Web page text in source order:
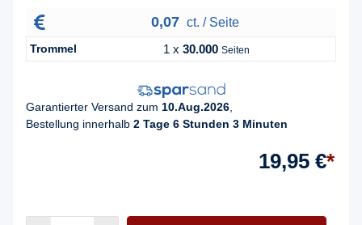
0,07 ct. / Seite
Trommel 1 x 30.000 Seiten
Garantierter Versand zum 10.Aug.2026
Bestellung innerhalb 2 Tage 6 Stunden 3 Minuten
19,95 €*